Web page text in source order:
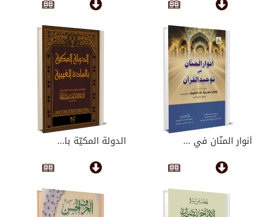
أنوار المنّان في ... الدولة المكيّة با...